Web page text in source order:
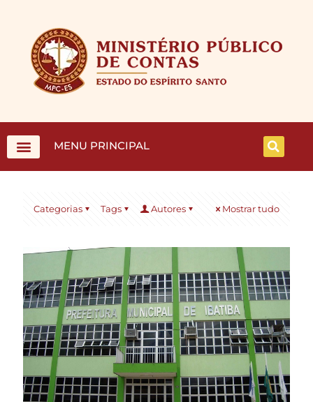
MENU PRINCIPAL
Categorias Tags Autores Mostrar tudo